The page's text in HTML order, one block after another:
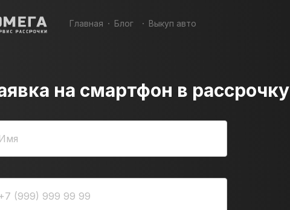
Главная Блог Выкуп авто
на смартфон в рассрочку